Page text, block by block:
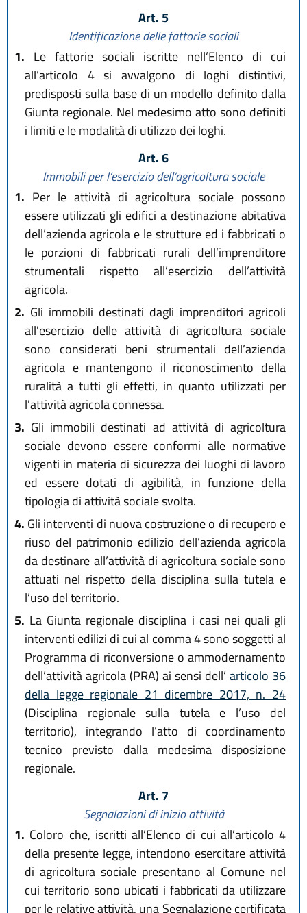
Art. 5
Identificazione delle fattorie sociali
1. Le fattorie sociali iscritte nell’Elenco di cui
all’articolo 4 si avvalgono di loghi distintivi,
predisposti sulla base di un modello definito dalla
Giunta regionale. Nel medesimo atto sono definiti
i limiti e le modalità di utilizzo dei loghi.
Art. 6
Immobili per l’esercizio dell’agricoltura sociale
1. Per le attività di agricoltura sociale possono
essere utilizzati gli edifici a destinazione abitativa
dell’azienda agricola e le strutture ed i fabbricati o
le porzioni di fabbricati rurali dell’imprenditore
strumentali rispetto all’esercizio dell’attività
agricola.
2. Gli immobili destinati dagli imprenditori agricoli
all'esercizio delle attività di agricoltura sociale
sono considerati beni strumentali dell’azienda
agricola e mantengono il riconoscimento della
ruralità a tutti gli effetti, in quanto utilizzati per
l'attività agricola connessa.
3. Gli immobili destinati ad attività di agricoltura
sociale devono essere conformi alle normative
vigenti in materia di sicurezza dei luoghi di lavoro
ed essere dotati di agibilità, in funzione della
tipologia di attività sociale svolta.
4. Gli interventi di nuova costruzione o di recupero e
riuso del patrimonio edilizio dell’azienda agricola
da destinare all’attività di agricoltura sociale sono
attuati nel rispetto della disciplina sulla tutela e
l’uso del territorio.
5. La Giunta regionale disciplina i casi nei quali gli
interventi edilizi di cui al comma 4 sono soggetti al
Programma di riconversione o ammodernamento
dell’attività agricola (PRA) ai sensi dell’ articolo 36
della legge regionale 21 dicembre 2017, n. 24
(Disciplina regionale sulla tutela e l’uso del
territorio), integrando l’atto di coordinamento
tecnico previsto dalla medesima disposizione
regionale.
Art. 7
Segnalazioni di inizio attività
1. Coloro che, iscritti all’Elenco di cui all’articolo 4
della presente legge, intendono esercitare attività
di agricoltura sociale presentano al Comune nel
cui territorio sono ubicati i fabbricati da utilizzare
per le relative attività, una Segnalazione certificata